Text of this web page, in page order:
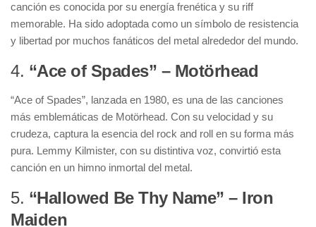
canción es conocida por su energía frenética y su riff
memorable. Ha sido adoptada como un símbolo de resistencia
y libertad por muchos fanáticos del metal alrededor del mundo.
4. “Ace of Spades” – Motörhead
“Ace of Spades”, lanzada en 1980, es una de las canciones
más emblemáticas de Motörhead. Con su velocidad y su
crudeza, captura la esencia del rock and roll en su forma más
pura. Lemmy Kilmister, con su distintiva voz, convirtió esta
canción en un himno inmortal del metal.
5. “Hallowed Be Thy Name” – Iron
Maiden